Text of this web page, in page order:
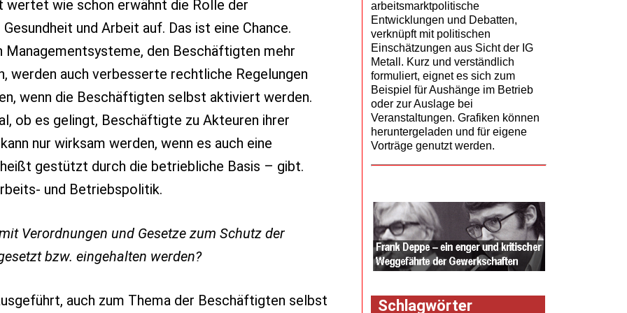
wertet wie schon erwähnt die Rolle der
und Arbeit auf. Das ist eine Chance.
Managementsysteme, den Beschäftigten mehr
werden auch verbesserte rechtliche Regelungen
wenn die Beschäftigten selbst aktiviert werden.
ob es gelingt, Beschäftigte zu Akteuren ihrer
nur wirksam werden, wenn es auch eine
gestützt durch die betriebliche Basis – gibt.
und Betriebspolitik.
Verordnungen und Gesetze zum Schutz der
bzw. eingehalten werden?
auch zum Thema der Beschäftigten selbst
arbeitsmarktpolitische
Entwicklungen und Debatten,
verknüpft mit politischen
Einschätzungen aus Sicht der IG
Metall. Kurz und verständlich
formuliert, eignet es sich zum
Beispiel für Aushänge im Betrieb
oder zur Auslage bei
Veranstaltungen. Grafiken können
heruntergeladen und für eigene
Vorträge genutzt werden.
Schlagwörter